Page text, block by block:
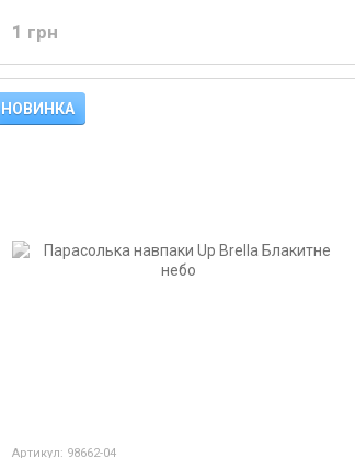
1 грн
НОВИНКА
Артикул: 98662-04